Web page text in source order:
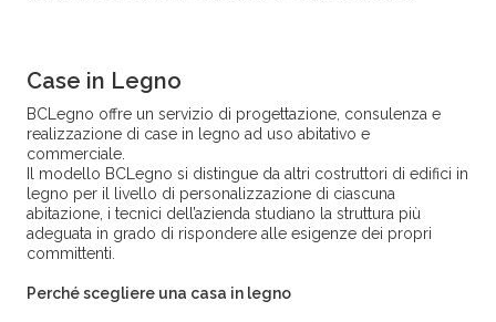
Case in Legno
BCLegno offre un servizio di progettazione, consulenza e
realizzazione di case in legno ad uso abitativo e
commerciale.
Il modello BCLegno si distingue da altri costruttori di edifici in
legno per il livello di personalizzazione di ciascuna
abitazione, i tecnici dell’azienda studiano la struttura più
adeguata in grado di rispondere alle esigenze dei propri
committenti.
Perché scegliere una casa in legno